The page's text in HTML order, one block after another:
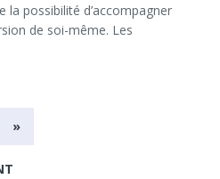
la possibilité d’accompagner
de soi-même. Les
»